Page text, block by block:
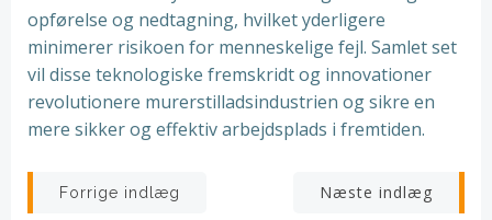
opførelse og nedtagning, hvilket yderligere
minimerer risikoen for menneskelige fejl. Samlet set
vil disse teknologiske fremskridt og innovationer
revolutionere murerstilladsindustrien og sikre en
mere sikker og effektiv arbejdsplads i fremtiden.
Indlægsnavigation
Forrige indlæg Næste indlæg